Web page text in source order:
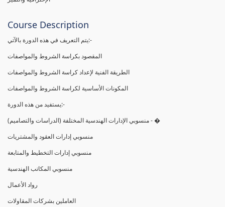
Course Description
يتم التعريف في هذه الدورة بالآتي:-
المقصود بكراسة الشروط والمواصفات
الطريقة الفنية لإعداد كراسة الشروط والمواصفات
المكونات الأساسية لكراسة الشروط والمواصفات
يستفيد من هذه الدورة:-
(منسوبي الإدارات الهندسية المختلفة (الدراسات والتصاميم - �
منسوبي إدارات العقود والمشتريات
منسوبي إدارات التخطيط والمتابعة
منسوبي المكاتب الهندسية
رواد الأعمال
العاملين بشركات المقاولات